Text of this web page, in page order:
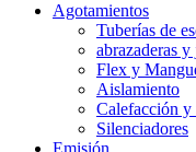
Agotamientos
Tuberías de
abrazaderas y
Flex y
Aislamiento
Calefacción y
Silenciadores